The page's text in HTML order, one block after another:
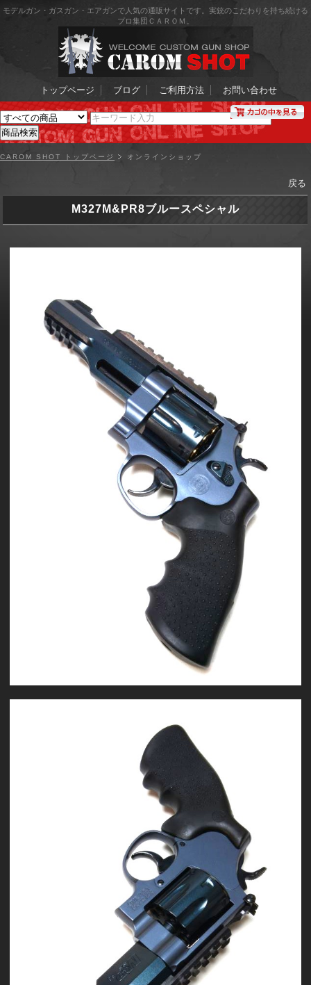
モデルガン・ガスガン・エアガンで人気の通販サイトです。実銃のこだわりを持ち続ける
プロ集団ＣＡＲＯＭ。
トップページ ブログ ご利用方法 お問い合わせ
CAROM SHOT トップページ オンラインショップ
戻る
M327M&PR8ブルースペシャル